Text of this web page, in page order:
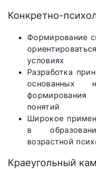
Конкретно-
Формирование
условиях
Разработка
основанных
понятий
Широкое
в
возрастной
Краеугольный